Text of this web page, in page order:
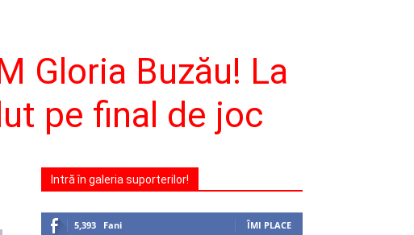
Gloria Buzău! La
pe final de joc
Intră în galeria suporterilor!
5,393 Fani ÎMI PLACE